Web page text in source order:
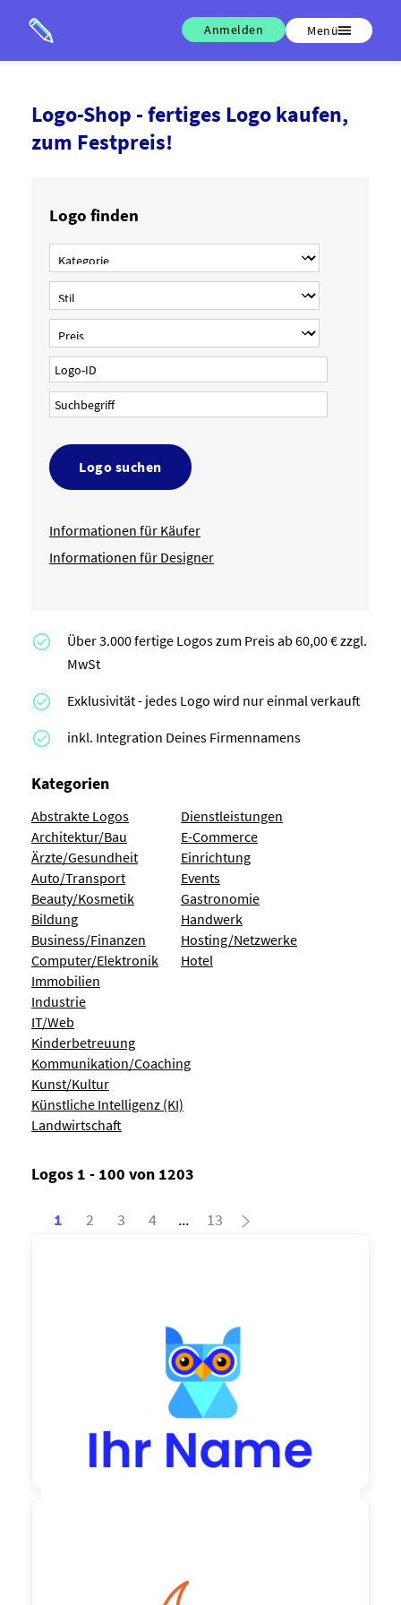
Anmelden Menü
Logo-Shop - fertiges Logo kaufen,
zum Festpreis!
Logo finden
Logo suchen
Informationen für Käufer
Informationen für Designer
Über 3.000 fertige Logos zum Preis ab 60,00 € zzgl.
MwSt
Exklusivität - jedes Logo wird nur einmal verkauft
inkl. Integration Deines Firmennamens
Kategorien
Abstrakte Logos
Architektur/Bau
Ärzte/Gesundheit
Auto/Transport
Beauty/Kosmetik
Bildung
Business/Finanzen
Computer/Elektronik
Dienstleistungen
E-Commerce
Einrichtung
Events
Gastronomie
Handwerk
Hosting/Netzwerke
Hotel
Immobilien
Industrie
IT/Web
Kinderbetreuung
Kommunikation/Coaching
Kunst/Kultur
Künstliche Intelligenz (KI)
Landwirtschaft
Logos 1 - 100 von 1203
1 2 3 4 ... 13